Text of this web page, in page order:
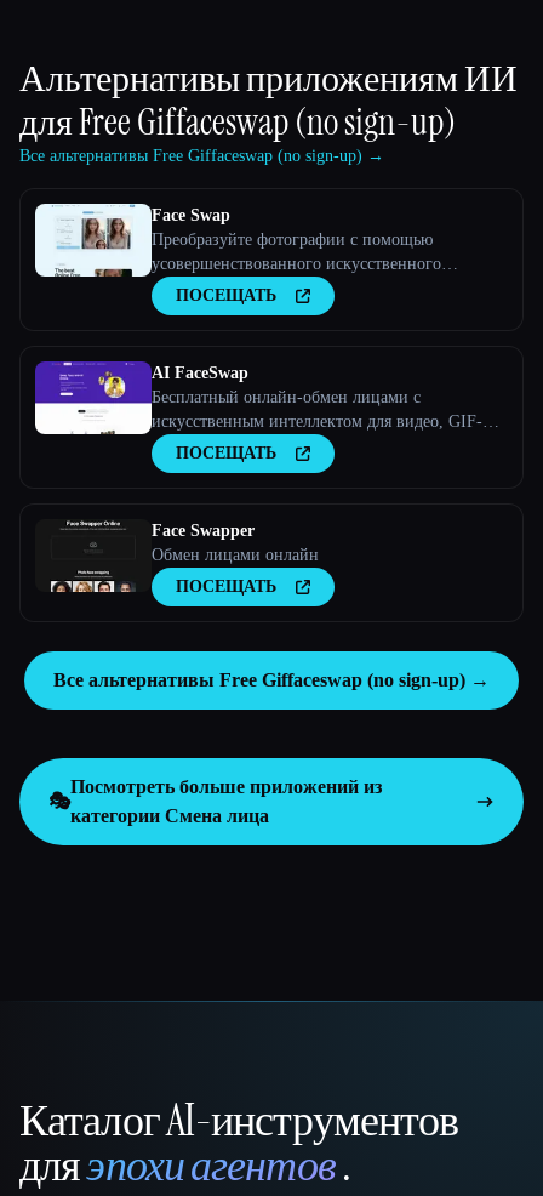
Альтернативы приложениям ИИ
дляFree Giffaceswap (no sign-up)
Все альтернативы Free Giffaceswap (no sign-up) →
Face Swap
Преобразуйте фотографии с помощью
усовершенствованного искусственного
интеллекта
ПОСЕЩАТЬ
AI FaceSwap
Бесплатный онлайн-обмен лицами с
искусственным интеллектом для видео, GIF-
файлов и фотографий
ПОСЕЩАТЬ
Face Swapper
Обмен лицами онлайн
ПОСЕЩАТЬ
Все альтернативы Free Giffaceswap (no sign-up) →
🎭
Посмотреть больше приложений из
категории Смена лица
That AI Collection
Каталог AI-инструментов
дляэпохи агентов.